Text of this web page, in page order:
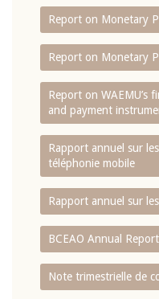
Report on Monetary
Report on Monetary
Report on WAEMU’s
and payment
Rapport annuel sur
téléphonie mobile
Rapport annuel sur
BCEAO Annual Report
Note trimestrielle de